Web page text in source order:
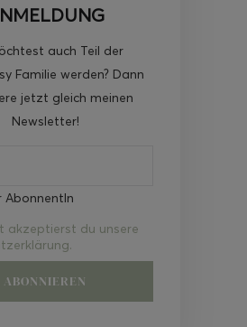
auch Teil der
Familie werden? Dann
jetzt gleich meinen
Newsletter!
AbonnentIn
akzeptierst du unsere